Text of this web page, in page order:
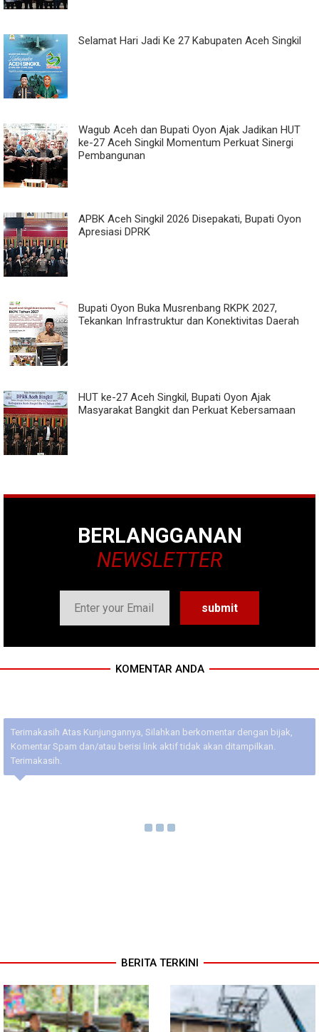
Selamat Hari Jadi Ke 27 Kabupaten Aceh Singkil
Wagub Aceh dan Bupati Oyon Ajak Jadikan HUT
ke-27 Aceh Singkil Momentum Perkuat Sinergi
Pembangunan
APBK Aceh Singkil 2026 Disepakati, Bupati Oyon
Apresiasi DPRK
Bupati Oyon Buka Musrenbang RKPK 2027,
Tekankan Infrastruktur dan Konektivitas Daerah
HUT ke-27 Aceh Singkil, Bupati Oyon Ajak
Masyarakat Bangkit dan Perkuat Kebersamaan
BERLANGGANAN
NEWSLETTER
KOMENTAR ANDA
Terimakasih Atas Kunjungannya, Silahkan berkomentar dengan bijak,
Komentar Spam dan/atau berisi link aktif tidak akan ditampilkan.
Terimakasih.
BERITA TERKINI